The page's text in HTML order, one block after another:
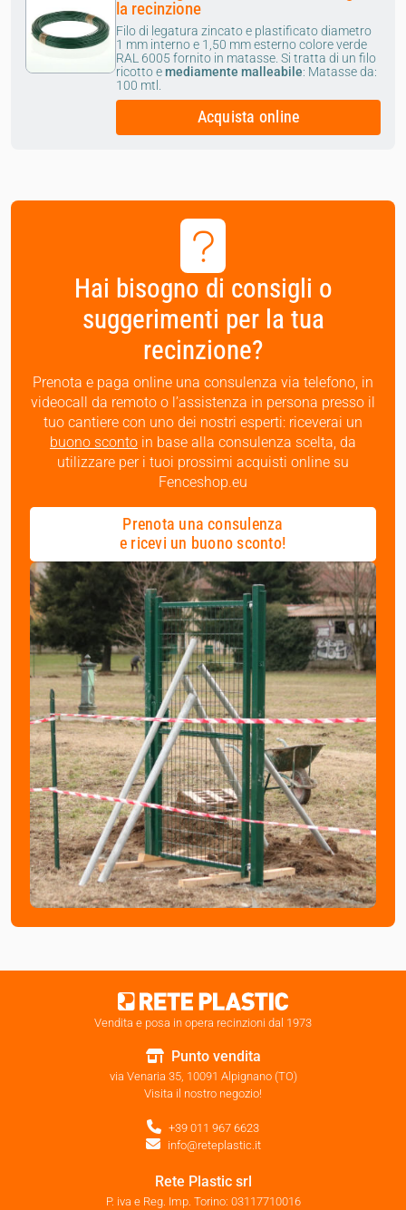
la recinzione
Filo di legatura zincato e plastificato diametro
1 mm interno e 1,50 mm esterno colore verde
RAL 6005 fornito in matasse. Si tratta di un filo
ricotto emediamente malleabile: Matasse da:
100 mtl.
Acquista online
Hai bisogno di consigli o
suggerimenti per la tua
recinzione?
Prenota e paga online una consulenza via telefono, in
videocall da remoto o l’assistenza in persona presso il
tuo cantiere con uno dei nostri esperti: riceverai un
buono sconto in base alla consulenza scelta, da
utilizzare per i tuoi prossimi acquisti online su
Fenceshop.eu
Prenota una consulenza
e ricevi un buono sconto!
Vendita e posa in opera recinzioni dal 1973
Punto vendita
via Venaria 35, 10091 Alpignano (TO)
Visita il nostro negozio!
+39 011 967 6623
info@reteplastic.it
Rete Plastic srl
P. iva e Reg. Imp. Torino: 03117710016